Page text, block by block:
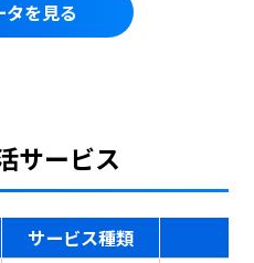
を見る
サービス
サービス種類